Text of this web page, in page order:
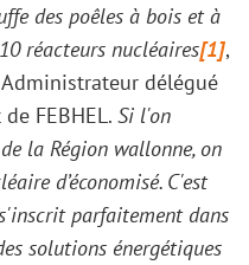
des poêles à bois et à
réacteurs nucléaires[1],
délégué
FEBHEL. Si l'on
la Région wallonne, on
d’économisé. C'est
parfaitement dans
solutions énergétiques